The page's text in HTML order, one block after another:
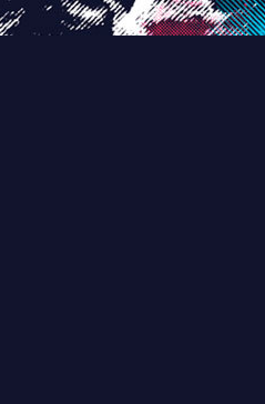
Warning: mkdir(): No such file or
mkdir(): No such file or directory